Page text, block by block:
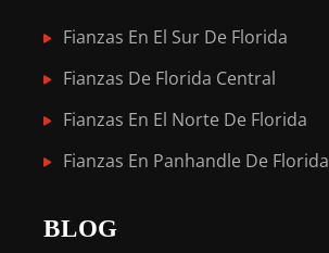
Fianzas En El Sur De Florida
Fianzas De Florida Central
Fianzas En El Norte De Florida
Fianzas En Panhandle De Florida
BLOG